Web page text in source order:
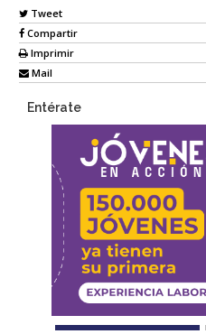
Tweet
Compartir
Imprimir
Mail
Entérate